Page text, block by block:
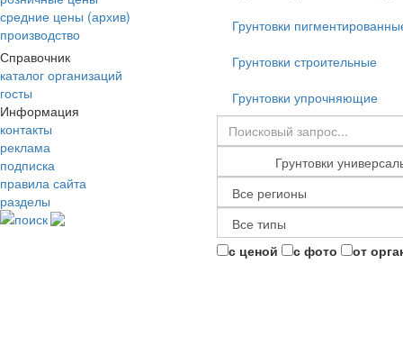
средние цены (архив)
производство
Справочник
каталог организаций
госты
Информация
контакты
реклама
подписка
правила сайта
разделы
поиск
Грунтовки
Грунтовки строительные
Грунтовки упрочняющие
с ценой с фото от